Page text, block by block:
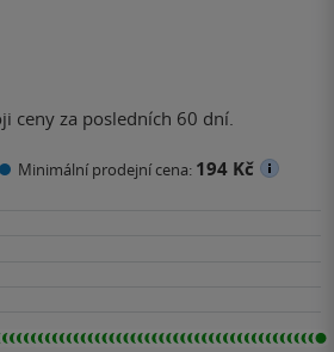
ceny za posledních 60 dní.
Minimální prodejní cena: 194 Kč